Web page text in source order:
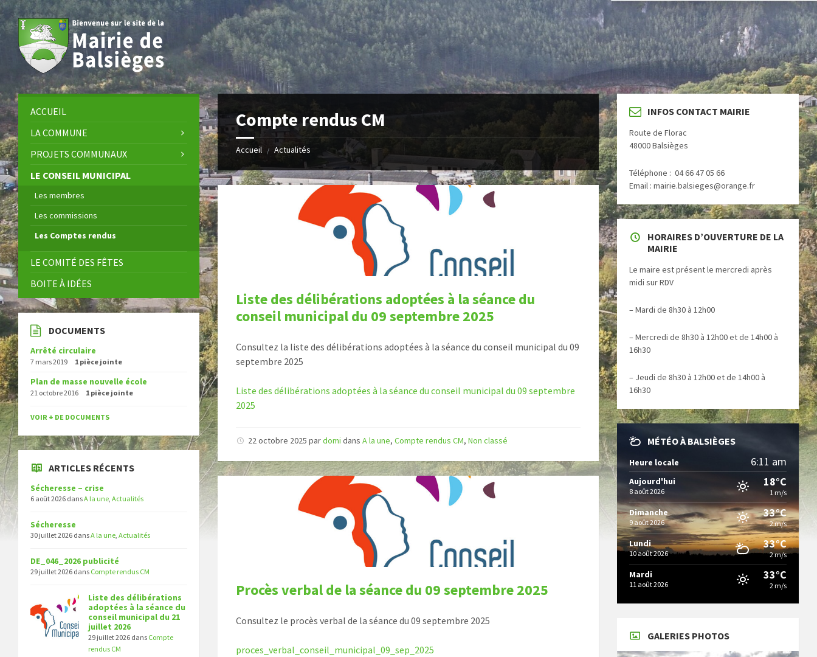
Skip
to
content
Skip
to
left
sidebar
Skip
to
right
sidebar
Skip
to
footer
Compte rendus CM
Accueil / Actualités
Liste des délibérations adoptées à la séance du
conseil municipal du 09 septembre 2025
Consultez la liste des délibérations adoptées à la séance du conseil municipal du 09
septembre 2025
Liste des délibérations adoptées à la séance du conseil municipal du 09 septembre
2025
22 octobre 2025pardomi dansA la une,Compte rendus CM,Non classé
Procès verbal de la séance du 09 septembre 2025
Consultez le procès verbal de la séance du 09 septembre 2025
proces_verbal_conseil_municipal_09_sep_2025
ACCUEIL
LA COMMUNE
PROJETS COMMUNAUX
LE CONSEIL MUNICIPAL
Les membres
Les commissions
Les Comptes rendus
LE COMITÉ DES FÊTES
BOITE À IDÉES
DOCUMENTS
Arrêté circulaire
7 mars 2019 1 pièce jointe
Plan de masse nouvelle école
21 octobre 2016 1 pièce jointe
VOIR + DE DOCUMENTS
ARTICLES RÉCENTS
Sécheresse – crise
6 août 2026 dansA la une Actualités
Sécheresse
30 juillet 2026 dansA la une Actualités
DE_046_2026 publicité
29 juillet 2026 dans Compte rendus CM
Liste des délibérations
adoptées à la séance du
conseil municipal du 21
juillet 2026
29 juillet 2026 dans Compte
rendus CM
INFOS CONTACT MAIRIE
Route de Florac
48000 Balsièges
Téléphone : 04 66 47 05 66
Email : mairie.balsieges@orange.fr
HORAIRES D’OUVERTURE DE LA
MAIRIE
Le maire est présent le mercredi après
midi sur RDV
– Mardi de 8h30 à 12h00
– Mercredi de 8h30 à 12h00 et de 14h00 à
16h30
– Jeudi de 8h30 à 12h00 et de 14h00 à
16h30
MÉTÉO À BALSIÈGES
Heure locale 6:11 am
Aujourd'hui
8 août 2026
18°C
1 m/s
Dimanche
9 août 2026
33°C
2 m/s
Lundi
10 août 2026
33°C
2 m/s
Mardi
11 août 2026
33°C
2 m/s
GALERIES PHOTOS